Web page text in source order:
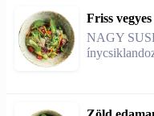
Friss
NAGY